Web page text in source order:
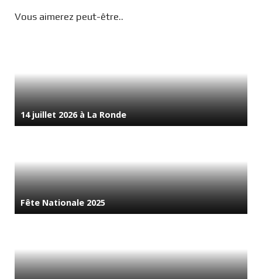
Vous aimerez peut-être..
14 juillet 2026 à La Ronde
Fête Nationale 2025